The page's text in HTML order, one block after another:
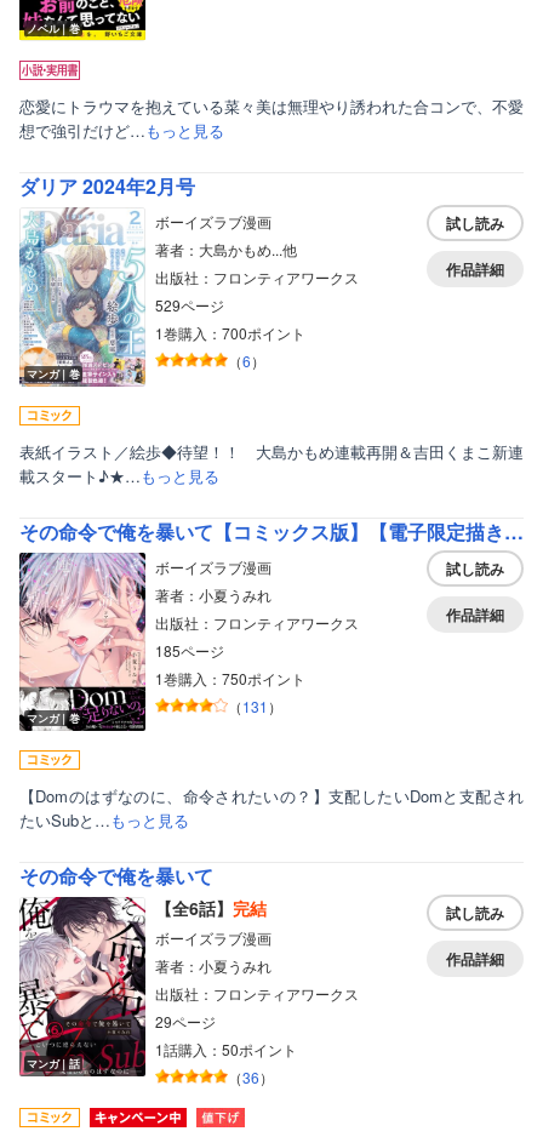
ノベル｜巻
恋愛にトラウマを抱えている菜々美は無理やり誘われた合コンで、不愛
想で強引だけど…もっと見る
ダリア 2024年2月号
マンガ｜巻
ボーイズラブ漫画
著者：大島かもめ...他
出版社：フロンティアワークス
529ページ
1巻購入：700ポイント
（6）
試し読み
作品詳細
表紙イラスト／絵歩◆待望！！ 大島かもめ連載再開＆吉田くまこ新連
載スタート♪★…もっと見る
その命令で俺を暴いて【コミックス版】【電子限定描き下ろし漫画付き】
マンガ｜巻
ボーイズラブ漫画
著者：小夏うみれ
出版社：フロンティアワークス
185ページ
1巻購入：750ポイント
（131 ）
試し読み
作品詳細
【Domのはずなのに、命令されたいの？】支配したいDomと支配され
たいSubと…もっと見る
その命令で俺を暴いて
マンガ｜話
【全6話】 完結
ボーイズラブ漫画
著者：小夏うみれ
出版社：フロンティアワークス
29ページ
1話購入：50ポイント
（36）
試し読み
作品詳細